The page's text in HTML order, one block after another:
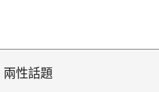
兩性話題